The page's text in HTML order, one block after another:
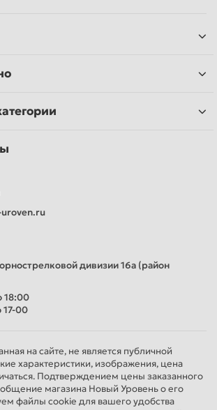
uroven.ru
дивизии 16а (район
18:00
17-00
на сайте, не является публичной
характеристики, изображения, цена
Подтверждением цены заказанного
магазина Новый Уровень о его
файлы cookie для вашего удобства